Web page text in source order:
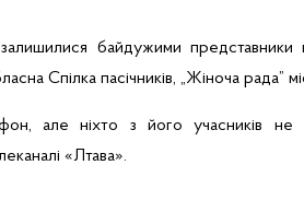
байдужими представники
Спілка пасічників, „Жіноча рада”
, але ніхто з його учасників не
«Лтава».